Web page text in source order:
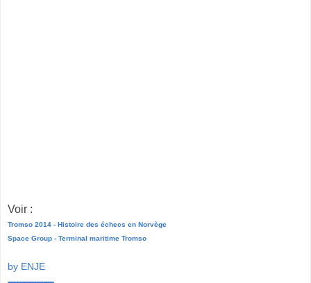
Voir :
Tromso 2014 - Histoire des échecs en Norvège
Space Group - Terminal maritime Tromso
by ENJE